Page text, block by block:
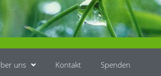
uns Kontakt Spenden